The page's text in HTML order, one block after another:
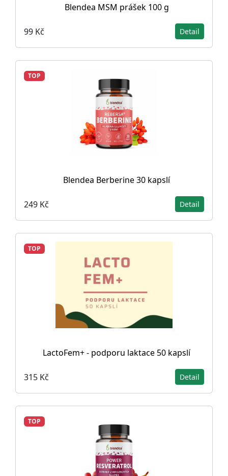
Blendea MSM prášek 100 g
99 Kč Detail
TOP
Blendea Berberine 30 kapslí
249 Kč Detail
TOP
LactoFem+ - podporu laktace 50 kapslí
315 Kč Detail
TOP